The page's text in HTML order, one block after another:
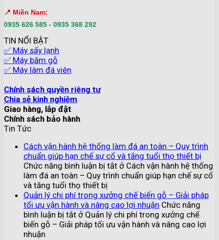
📍 Miền Nam:
0935 626 585 - 0935 368 292
TIN NỔI BẬT
✅ Máy sấy lạnh
✅ Máy băm gỗ
✅ Máy làm đá viên
Chính sách quyền riêng tư
Chia sẻ kinh nghiệm
Giao hàng, lắp đặt
Chính sách bảo hành
Tin Tức
Cách vận hành hệ thống làm đá an toàn – Quy trình
chuẩn giúp hạn chế sự cố và tăng tuổi thọ thiết bị
Chức năng bình luận bị tắt ở Cách vận hành hệ thống
làm đá an toàn – Quy trình chuẩn giúp hạn chế sự cố
và tăng tuổi thọ thiết bị
Quản lý chi phí trong xưởng chế biến gỗ – Giải pháp
tối ưu vận hành và nâng cao lợi nhuận Chức năng
bình luận bị tắt ở Quản lý chi phí trong xưởng chế
biến gỗ – Giải pháp tối ưu vận hành và nâng cao lợi
nhuận